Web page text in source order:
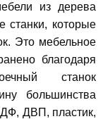
из дерева
станки, которые
Это мебельное
благодаря
станок
большинства
ДВП, пластик,